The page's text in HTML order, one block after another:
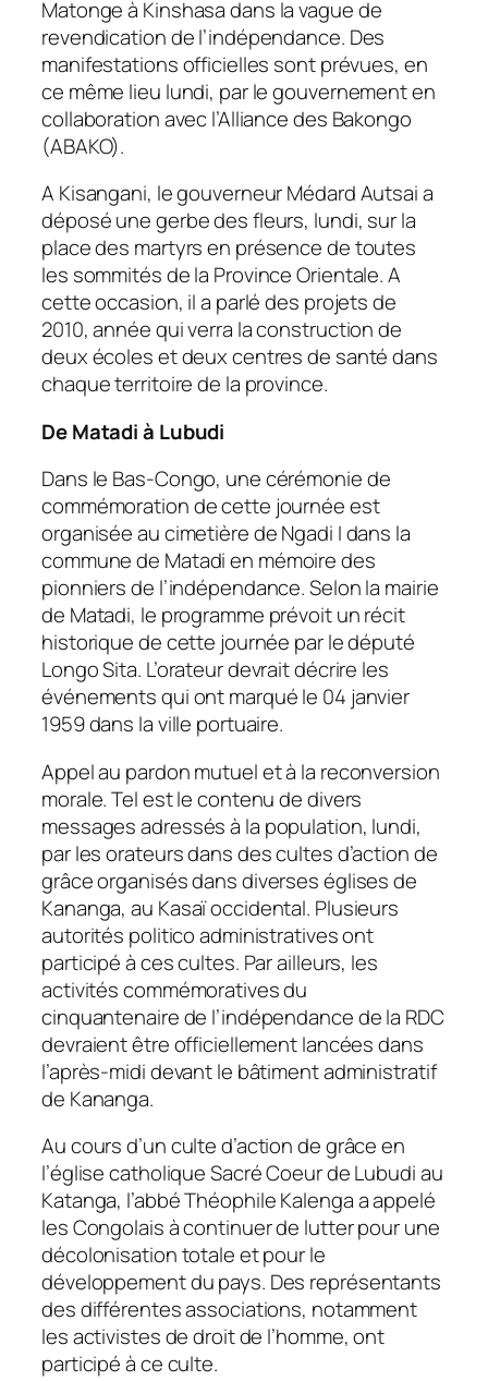
Matonge à Kinshasa dans la vague de
revendication de l’indépendance. Des
manifestations officielles sont prévues, en
ce même lieu lundi, par le gouvernement en
collaboration avec l’Alliance des Bakongo
(ABAKO).
A Kisangani, le gouverneur Médard Autsai a
déposé une gerbe des fleurs, lundi, sur la
place des martyrs en présence de toutes
les sommités de la Province Orientale. A
cette occasion, il a parlé des projets de
2010, année qui verra la construction de
deux écoles et deux centres de santé dans
chaque territoire de la province.
De Matadi à Lubudi
Dans le Bas-Congo, une cérémonie de
commémoration de cette journée est
organisée au cimetière de Ngadi I dans la
commune de Matadi en mémoire des
pionniers de l’indépendance. Selon la mairie
de Matadi, le programme prévoit un récit
historique de cette journée par le député
Longo Sita. L’orateur devrait décrire les
événements qui ont marqué le 04 janvier
1959 dans la ville portuaire.
Appel au pardon mutuel et à la reconversion
morale. Tel est le contenu de divers
messages adressés à la population, lundi,
par les orateurs dans des cultes d’action de
grâce organisés dans diverses églises de
Kananga, au Kasaï occidental. Plusieurs
autorités politico administratives ont
participé à ces cultes. Par ailleurs, les
activités commémoratives du
cinquantenaire de l’indépendance de la RDC
devraient être officiellement lancées dans
l’après-midi devant le bâtiment administratif
de Kananga.
Au cours d’un culte d’action de grâce en
l’église catholique Sacré Coeur de Lubudi au
Katanga, l’abbé Théophile Kalenga a appelé
les Congolais à continuer de lutter pour une
décolonisation totale et pour le
développement du pays. Des représentants
des différentes associations, notamment
les activistes de droit de l’homme, ont
participé à ce culte.